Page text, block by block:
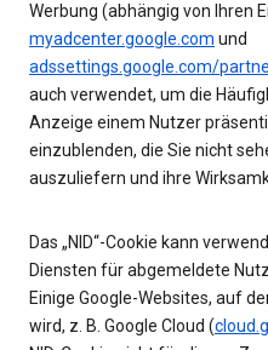
Werbung (abhängig von Ihren
myadcenter.google.com und
adssettings.google.com/
auch verwendet, um die
Anzeige einem Nutzer
einzublenden, die Sie nicht
auszuliefern und ihre
Das „NID“-Cookie kann
Diensten für abgemeldete
Einige Google-Websites, auf
wird, z. B. Google Cloud (